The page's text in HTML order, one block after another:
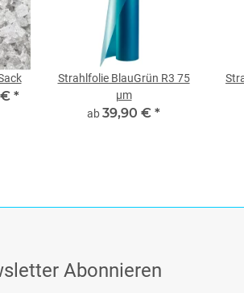
*
Strahlfolie BlauGrün R3 75
µm
ab39,90 € *
Abonnieren